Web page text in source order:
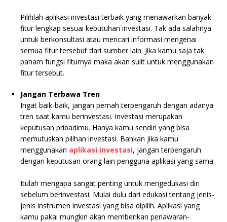
Pilihlah aplikasi investasi terbaik yang menawarkan banyak
fitur lengkap sesuai kebutuhan investasi. Tak ada salahnya
untuk berkonsultasi atau mencari informasi mengenai
semua fitur tersebut dari sumber lain. Jika kamu saja tak
paham fungsi fiturnya maka akan sulit untuk menggunakan
fitur tersebut.
Jangan Terbawa Tren
Ingat baik-baik, jangan pernah terpengaruh dengan adanya
tren saat kamu berinvestasi. Investasi merupakan
keputusan pribadimu. Hanya kamu sendiri yang bisa
memutuskan pilihan investasi. Bahkan jika kamu
menggunakan aplikasi investasi, jangan terpengaruh
dengan keputusan orang lain pengguna aplikasi yang sama.
Itulah mengapa sangat penting untuk mengedukasi diri
sebelum berinvestasi. Mulai dulu dari edukasi tentang jenis-
jenis instrumen investasi yang bisa dipilih. Aplikasi yang
kamu pakai mungkin akan memberikan penawaran-